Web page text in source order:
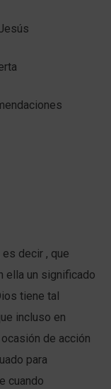
decir , que
ella un significado
tiene tal
incluso en
de acción
para
cuando